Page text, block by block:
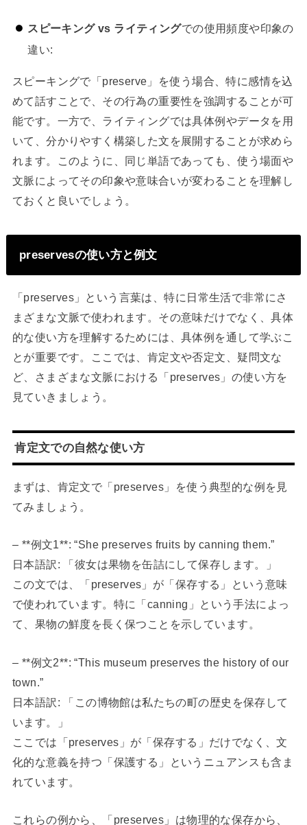
スピーキング vs ライティングでの使用頻度や印象の
違い:
スピーキングで「preserve」を使う場合、特に感情を込
めて話すことで、その行為の重要性を強調することが可
能です。一方で、ライティングでは具体例やデータを用
いて、分かりやすく構築した文を展開することが求めら
れます。このように、同じ単語であっても、使う場面や
文脈によってその印象や意味合いが変わることを理解し
ておくと良いでしょう。
preservesの使い方と例文
「preserves」という言葉は、特に日常生活で非常にさ
まざまな文脈で使われます。その意味だけでなく、具体
的な使い方を理解するためには、具体例を通して学ぶこ
とが重要です。ここでは、肯定文や否定文、疑問文な
ど、さまざまな文脈における「preserves」の使い方を
見ていきましょう。
肯定文での自然な使い方
まずは、肯定文で「preserves」を使う典型的な例を見
てみましょう。
– **例文1**: “She preserves fruits by canning them.”
日本語訳: 「彼女は果物を缶詰にして保存します。」
この文では、「preserves」が「保存する」という意味
で使われています。特に「canning」という手法によっ
て、果物の鮮度を長く保つことを示しています。
– **例文2**: “This museum preserves the history of our
town.”
日本語訳: 「この博物館は私たちの町の歴史を保存して
います。」
ここでは「preserves」が「保存する」だけでなく、文
化的な意義を持つ「保護する」というニュアンスも含ま
れています。
これらの例から、「preserves」は物理的な保存から、